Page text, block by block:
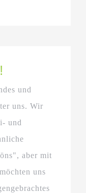
und
uns. Wir
und
aber mit
uns